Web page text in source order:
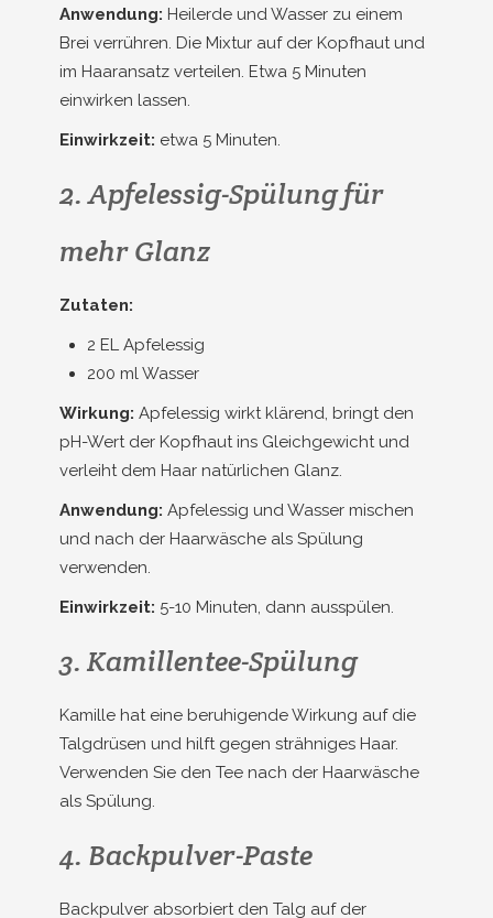
Anwendung: Heilerde und Wasser zu einem
Brei verrühren. Die Mixtur auf der Kopfhaut und
im Haaransatz verteilen. Etwa 5 Minuten
einwirken lassen.
Einwirkzeit: etwa 5 Minuten.
2. Apfelessig-Spülung für
mehr Glanz
Zutaten:
2 EL Apfelessig
200 ml Wasser
Wirkung: Apfelessig wirkt klärend, bringt den
pH-Wert der Kopfhaut ins Gleichgewicht und
verleiht dem Haar natürlichen Glanz.
Anwendung: Apfelessig und Wasser mischen
und nach der Haarwäsche als Spülung
verwenden.
Einwirkzeit: 5-10 Minuten, dann ausspülen.
3. Kamillentee-Spülung
Kamille hat eine beruhigende Wirkung auf die
Talgdrüsen und hilft gegen strähniges Haar.
Verwenden Sie den Tee nach der Haarwäsche
als Spülung.
4. Backpulver-Paste
Backpulver absorbiert den Talg auf der